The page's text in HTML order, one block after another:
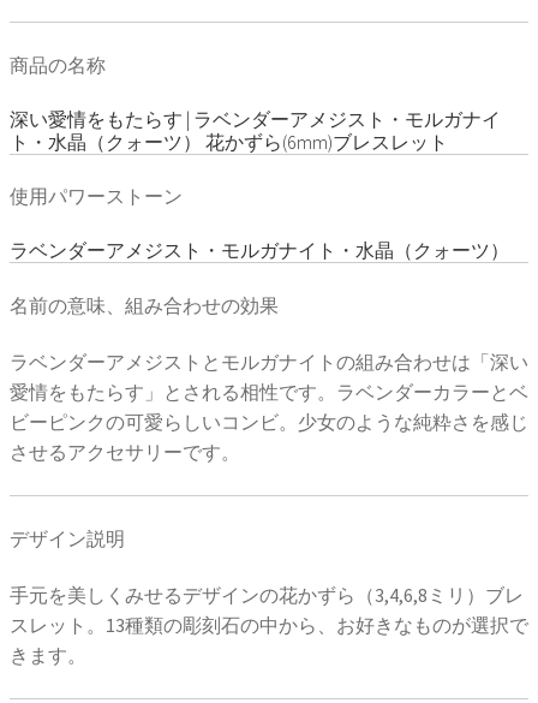
商品の名称
深い愛情をもたらす | ラベンダーアメジスト・モルガナイ
ト・水晶（クォーツ） 花かずら(6mm)ブレスレット
使用パワーストーン
ラベンダーアメジスト・モルガナイト・水晶（クォーツ）
名前の意味、組み合わせの効果
ラベンダーアメジストとモルガナイトの組み合わせは「深い
愛情をもたらす」とされる相性です。ラベンダーカラーとベ
ビーピンクの可愛らしいコンビ。少女のような純粋さを感じ
させるアクセサリーです。
デザイン説明
手元を美しくみせるデザインの花かずら（3,4,6,8ミリ）ブレ
スレット。13種類の彫刻石の中から、お好きなものが選択で
きます。